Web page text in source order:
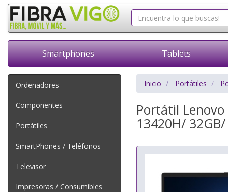
Smartphones Tablets
Ordenadores
Componentes
Portátiles
SmartPhones / Teléfonos
Televisor
Impresoras / Consumibles
Inicio Portátiles
Portátil Lenovo
13420H/